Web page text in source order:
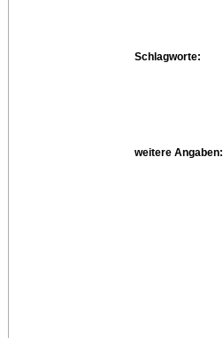
Schlagworte:
weitere Angaben: